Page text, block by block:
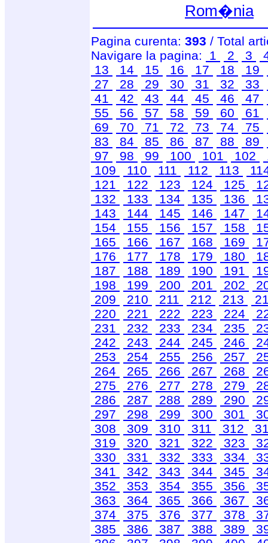
Rom�nia
Pagina curenta: 393 / Total
Navigare la pagina:
1 2 3
13
14 15 16 17 18 19
27
28 29 30 31 32 33
41
42 43 44 45 46 47
55
56 57 58 59 60 61
69
70 71 72 73 74 75
83
84 85 86 87 88 89
97
98 99 100 101 102
109
110 111 112 113
121
122 123 124 125
132
133 134 135 136
143
144 145 146 147
154
155 156 157 158
165
166 167 168 169
176
177 178 179 180
187
188 189 190 191
198
199 200 201 202
209
210 211 212 213
220
221 222 223 224
231
232 233 234 235
242
243 244 245 246
253
254 255 256 257
264
265 266 267 268
275
276 277 278 279
286
287 288 289 290
297
298 299 300 301
308
309 310 311 312
319
320 321 322 323
330
331 332 333 334
341
342 343 344 345
352
353 354 355 356
363
364 365 366 367
374
375 376 377 378
385
386 387 388 389